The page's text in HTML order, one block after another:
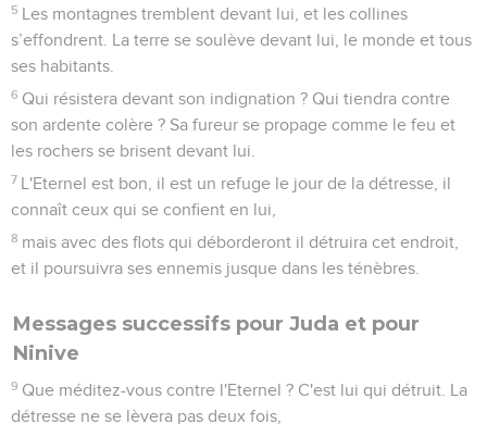
5 Les montagnes tremblent devant lui, et les collines
s’effondrent. La terre se soulève devant lui, le monde et tous
ses habitants.
6 Qui résistera devant son indignation ? Qui tiendra contre
son ardente colère ? Sa fureur se propage comme le feu et
les rochers se brisent devant lui.
7 L'Eternel est bon, il est un refuge le jour de la détresse, il
connaît ceux qui se confient en lui,
8 mais avec des flots qui déborderont il détruira cet endroit,
et il poursuivra ses ennemis jusque dans les ténèbres.
Messages successifs pour Juda et pour
Ninive
9 Que méditez-vous contre l'Eternel ? C'est lui qui détruit. La
détresse ne se lèvera pas deux fois,